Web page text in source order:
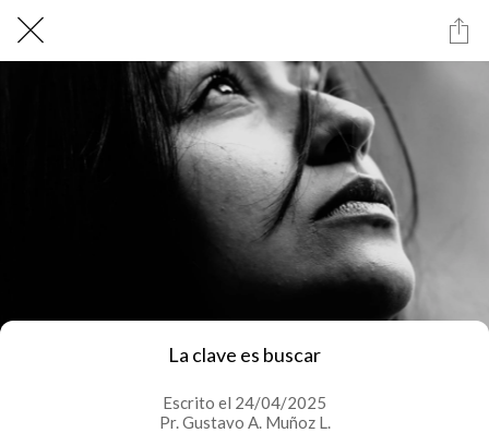
La clave es buscar
Escrito el 24/04/2025
Pr. Gustavo A. Muñoz L.